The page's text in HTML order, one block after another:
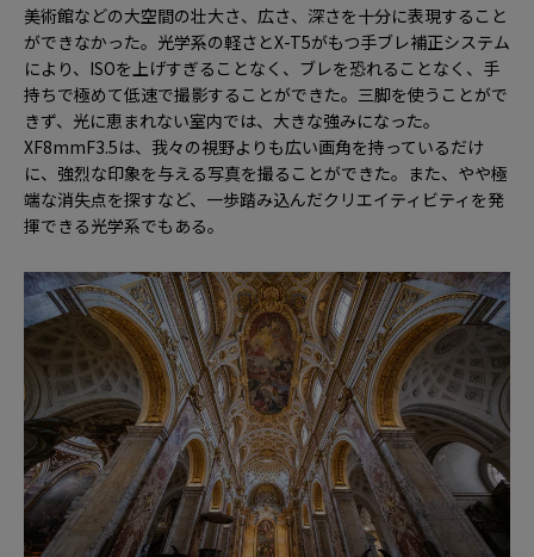
美術館などの大空間の壮大さ、広さ、深さを十分に表現すること
ができなかった。光学系の軽さとX-T5がもつ手ブレ補正システム
により、ISOを上げすぎることなく、ブレを恐れることなく、手
持ちで極めて低速で撮影することができた。三脚を使うことがで
きず、光に恵まれない室内では、大きな強みになった。
XF8mmF3.5は、我々の視野よりも広い画角を持っているだけ
に、強烈な印象を与える写真を撮ることができた。また、やや極
端な消失点を探すなど、一歩踏み込んだクリエイティビティを発
揮できる光学系でもある。